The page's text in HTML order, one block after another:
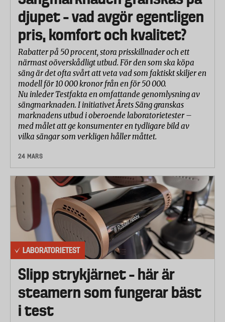
djupet – vad avgör egentligen
pris, komfort och kvalitet?
Rabatter på 50 procent, stora prisskillnader och ett
närmast oöverskådligt utbud. För den som ska köpa
säng är det ofta svårt att veta vad som faktiskt skiljer en
modell för 10 000 kronor från en för 50 000.
Nu inleder Testfakta en omfattande genomlysning av
sängmarknaden. I initiativet Årets Säng granskas
marknadens utbud i oberoende laboratorietester –
med målet att ge konsumenter en tydligare bild av
vilka sängar som verkligen håller måttet.
24 MARS
LABORATORIETEST
Slipp strykjärnet – här är
steamern som fungerar bäst
i test